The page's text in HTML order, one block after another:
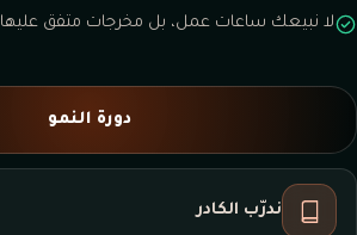
لا نبيعك ساعات عمل، بل مخرجات متفق عليها
دورة النمو
ندرّب الكادر